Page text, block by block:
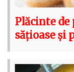
Plăcinte de
sățioase și